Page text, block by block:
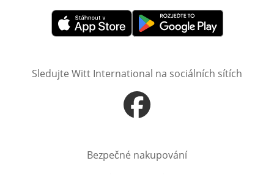
Otevře v novém okněOtevře v novém okně
Sledujte Witt International na sociálních sítích
Otevře v novém okně
Bezpečné nakupování